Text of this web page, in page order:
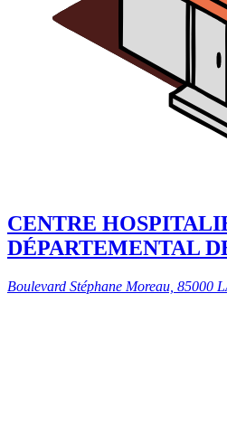
CENTRE
DÉPARTEMENTAL
Boulevard Stéphane Moreau, 85000